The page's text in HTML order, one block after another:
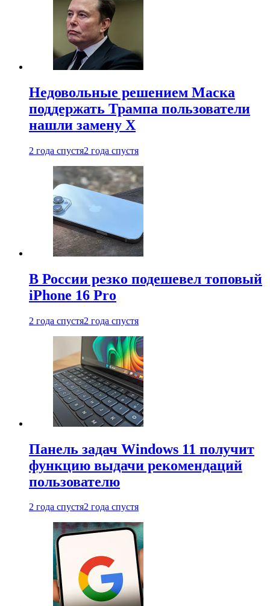
Недовольные решением Маска
поддержать Трампа пользователи
нашли замену X
2 года спустя2 года спустя
В России резко подешевел топовый
iPhone 16 Pro
2 года спустя2 года спустя
Панель задач Windows 11 получит
функцию выдачи рекомендаций
пользователю
2 года спустя2 года спустя